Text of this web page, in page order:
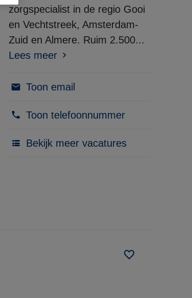
zorgspecialist in de regio Gooi
en Vechtstreek, Amsterdam-
Zuid en Almere. Ruim 2.500...
Lees meer
Toon email
Toon telefoonnummer
Bekijk meer vacatures